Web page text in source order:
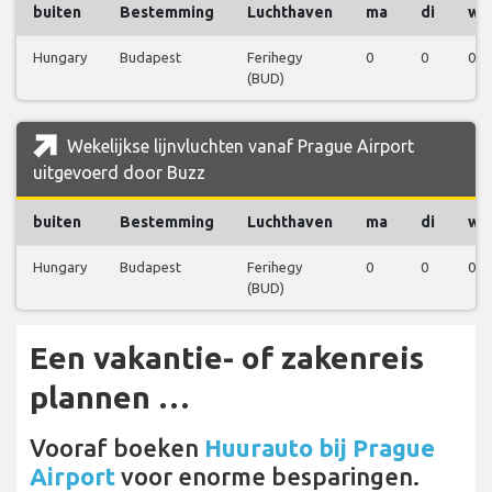
buiten Bestemming Luchthaven ma di wo
Hungary Budapest
Ferihegy
(BUD)
0 0 0
Wekelijkse lijnvluchten vanaf Prague Airport
uitgevoerd door Buzz
buiten Bestemming Luchthaven ma di wo
Hungary Budapest
Ferihegy
(BUD)
0 0 0
Een vakantie- of zakenreis
plannen …
Vooraf boeken Huurauto bij Prague
Airport voor enorme besparingen.